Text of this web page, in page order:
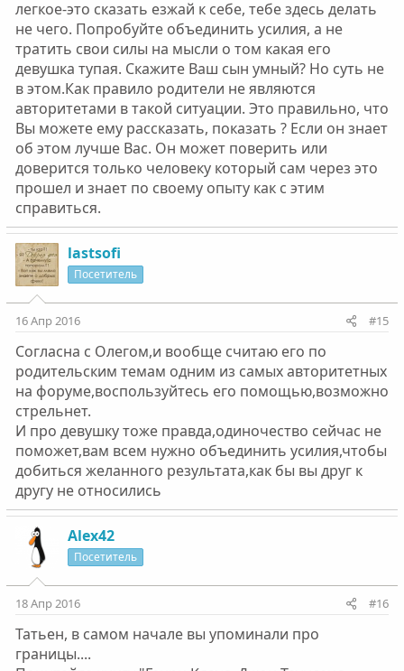
легкое-это сказать езжай к себе, тебе здесь делать
не чего. Попробуйте объединить усилия, а не
тратить свои силы на мысли о том какая его
девушка тупая. Скажите Ваш сын умный? Но суть не
в этом.Как правило родители не являются
авторитетами в такой ситуации. Это правильно, что
Вы можете ему рассказать, показать ? Если он знает
об этом лучше Вас. Он может поверить или
доверится только человеку который сам через это
прошел и знает по своему опыту как с этим
справиться.
lastsofi
Посетитель
16 Апр 2016 #15
Согласна с Олегом,и вообще считаю его по
родительским темам одним из самых авторитетных
на форуме,воспользуйтесь его помощью,возможно
стрельнет.
И про девушку тоже правда,одиночество сейчас не
поможет,вам всем нужно объединить усилия,чтобы
добиться желанного результата,как бы вы друг к
другу не относились
Alex42
Посетитель
18 Апр 2016 #16
Татьен, в самом начале вы упоминали про
границы....